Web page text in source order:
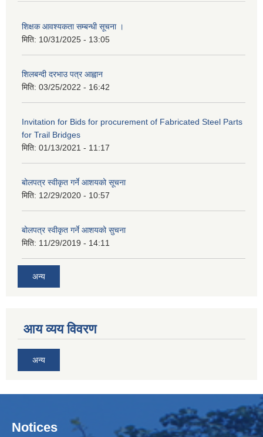
शिक्षक आवश्यकता सम्बन्धी सूचना ।
मिति: 10/31/2025 - 13:05
शिलबन्दी दरभाउ पत्र आह्वान
मिति: 03/25/2022 - 16:42
Invitation for Bids for procurement of Fabricated Steel Parts
for Trail Bridges
मिति: 01/13/2021 - 11:17
बोलपत्र स्वीकृत गर्ने आशयको सूचना
मिति: 12/29/2020 - 10:57
बोलपत्र स्वीकृत गर्ने आशयको सुचना
मिति: 11/29/2019 - 14:11
अन्य
आय व्यय विवरण
अन्य
Notices